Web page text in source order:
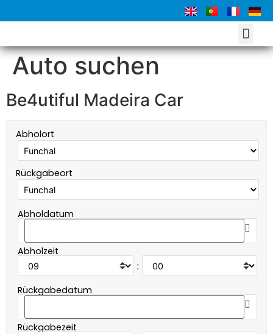
Auto suchen
Be4utiful Madeira Car
Abholort
Rückgabeort
Abholdatum
Abholzeit
:
Rückgabedatum
Rückgabezeit